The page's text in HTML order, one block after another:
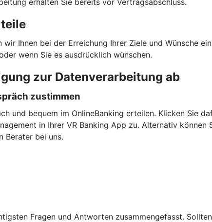
Ihnen bei der Erreichung Ihrer Ziele und Wünsche
wenn Sie es ausdrücklich wünschen.
zur Datenverarbeitung ab
zustimmen
und bequem im OnlineBanking erteilen. Klicken Sie
in Ihrer VR Banking App zu. Alternativ
Berater bei uns.
Fragen und Antworten zusammengefasst.